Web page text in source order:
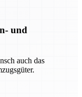
und
auch das